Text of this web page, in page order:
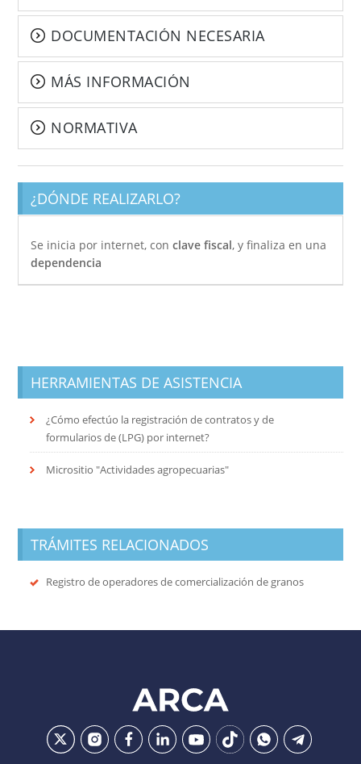
DOCUMENTACIÓN NECESARIA
MÁS INFORMACIÓN
NORMATIVA
¿DÓNDE REALIZARLO?
Se inicia por internet, conclave fiscal, y finaliza en una
dependencia
HERRAMIENTAS DE ASISTENCIA
¿Cómo efectúo la registración de contratos y de
formularios de (LPG) por internet?
Micrositio "Actividades agropecuarias"
TRÁMITES RELACIONADOS
Registro de operadores de comercialización de granos
Ir
la
Conocer
la
Visitar
la
Dirigirme
a
Navegar
a
Navegar
a
Navegar
a
Navegar
a